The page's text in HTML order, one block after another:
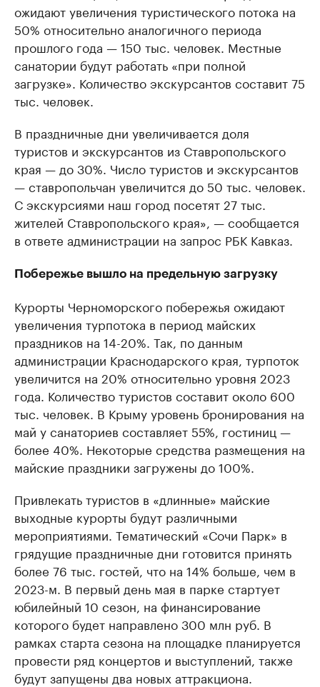
ожидают увеличения туристического потока на
50% относительно аналогичного периода
прошлого года — 150 тыс. человек. Местные
санатории будут работать «при полной
загрузке». Количество экскурсантов составит 75
тыс. человек.
В праздничные дни увеличивается доля
туристов и экскурсантов из Ставропольского
края — до 30%. Число туристов и экскурсантов
— ставропольчан увеличится до 50 тыс. человек.
С экскурсиями наш город посетят 27 тыс.
жителей Ставропольского края», — сообщается
в ответе администрации на запрос РБК Кавказ.
Побережье вышло на предельную загрузку
Курорты Черноморского побережья ожидают
увеличения турпотока в период майских
праздников на 14-20%. Так, по данным
администрации Краснодарского края, турпоток
увеличится на 20% относительно уровня 2023
года. Количество туристов составит около 600
тыс. человек. В Крыму уровень бронирования на
май у санаториев составляет 55%, гостиниц —
более 40%. Некоторые средства размещения на
майские праздники загружены до 100%.
Привлекать туристов в «длинные» майские
выходные курорты будут различными
мероприятиями. Тематический «Сочи Парк» в
грядущие праздничные дни готовится принять
более 76 тыс. гостей, что на 14% больше, чем в
2023-м. В первый день мая в парке стартует
юбилейный 10 сезон, на финансирование
которого будет направлено 300 млн руб. В
рамках старта сезона на площадке планируется
провести ряд концертов и выступлений, также
будут запущены два новых аттракциона.